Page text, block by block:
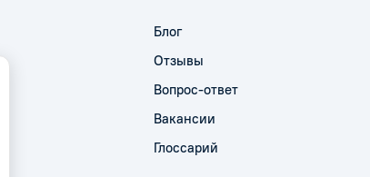
Блог
Отзывы
Вопрос-ответ
Вакансии
Глоссарий